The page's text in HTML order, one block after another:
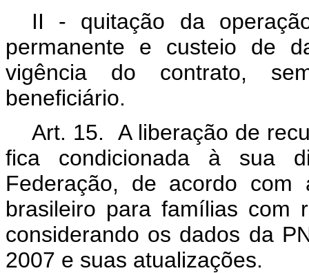
II - quitação da
permanente e custeio de
vigência do contrato,
beneficiário.
Art. 15. A liberação de
fica condicionada à sua
Federação, de acordo com
brasileiro para famílias com
considerando os dados da
2007 e suas atualizações.